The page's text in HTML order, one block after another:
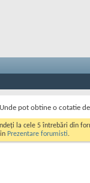
Unde pot obtine o cotatie
la cele 5 întrebări din
Prezentare forumisti.